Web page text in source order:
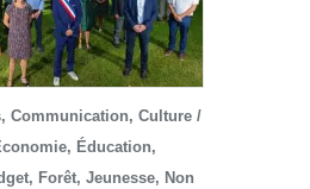
, Communication, Culture /
, Éducation,
, Forêt, Jeunesse, Non